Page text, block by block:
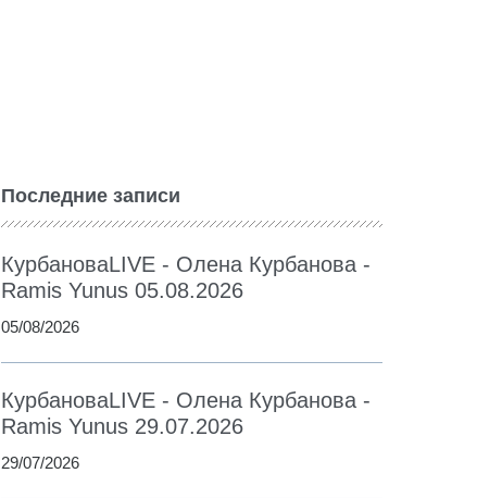
Последние записи
КурбановаLIVE - Олена Курбанова -
Ramis Yunus 05.08.2026
05/08/2026
КурбановаLIVE - Олена Курбанова -
Ramis Yunus 29.07.2026
29/07/2026